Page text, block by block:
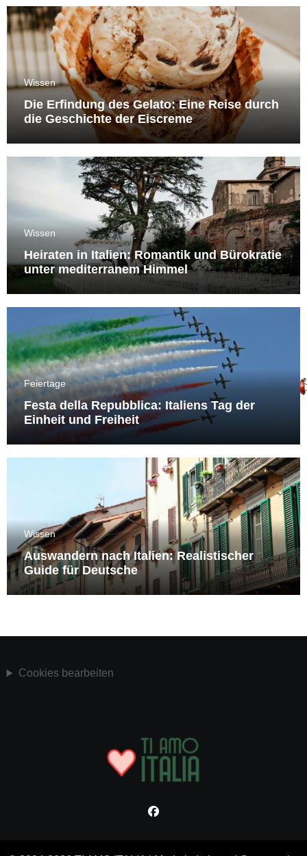
Wissen
Die Erfindung des Gelato: Eine Reise durch
die Geschichte der Eiscreme
Wissen
Heiraten in Italien: Romantik und Bürokratie
unter mediterranem Himmel
Feiertage
Festa della Repubblica: Italiens Tag der
Einheit und Freiheit
Wissen
Auswandern nach Italien: Realistischer
Guide für Deutsche
Cookies bearbeiten